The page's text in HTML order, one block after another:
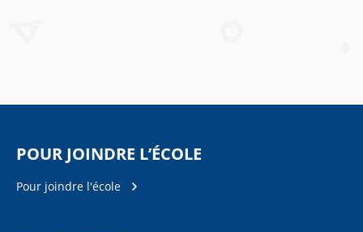
POUR JOINDRE L’ÉCOLE
Pour joindre l'école